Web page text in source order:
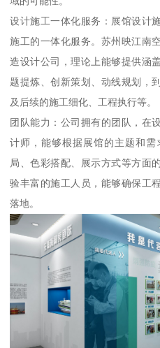
设计施工一体化服务：展馆设计
施工的一体化服务。苏州映江南
造设计公司，理论上能够提供涵
题提炼、创新策划、动线规划，
及后续的施工细化、工程执行等。
团队能力：公司拥有的团队，在
计师，能够根据展馆的主题和
局、色彩搭配、展示方式等方面
验丰富的施工人员，能够确保工
落地。